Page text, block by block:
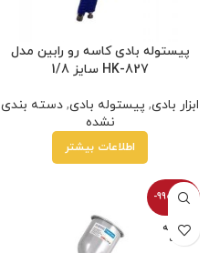
پیستوله بادی کاسه رو رابین مدل
HK-827 سایز 1/8
ابزار بادی, پیستوله بادی, دسته بندی
نشده
اطلاعات بیشتر
-9900100%
فروخته
شده